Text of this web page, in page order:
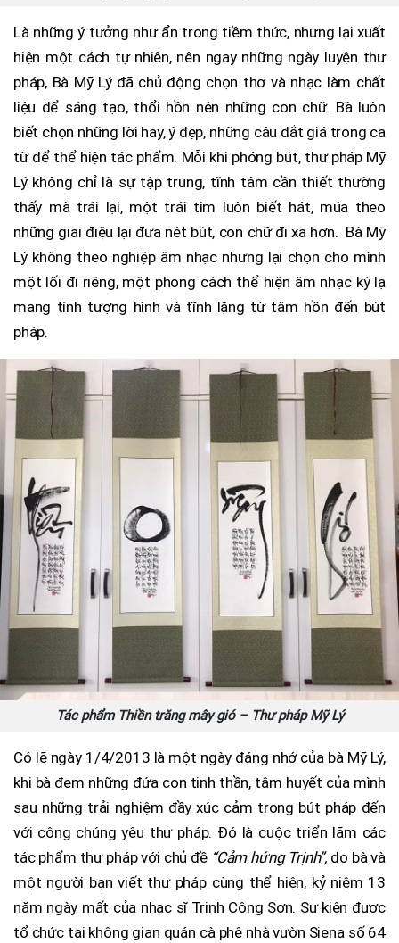
Là những ý tưởng như ẩn trong tiềm thức, nhưng lại xuất
hiện một cách tự nhiên, nên ngay những ngày luyện thư
pháp, Bà Mỹ Lý đã chủ động chọn thơ và nhạc làm chất
liệu để sáng tạo, thổi hồn nên những con chữ. Bà luôn
biết chọn những lời hay, ý đẹp, những câu đắt giá trong ca
từ để thể hiện tác phẩm. Mỗi khi phóng bút, thư pháp Mỹ
Lý không chỉ là sự tập trung, tĩnh tâm cần thiết thường
thấy mà trái lại, một trái tim luôn biết hát, múa theo
những giai điệu lại đưa nét bút, con chữ đi xa hơn. Bà Mỹ
Lý không theo nghiệp âm nhạc nhưng lại chọn cho mình
một lối đi riêng, một phong cách thể hiện âm nhạc kỳ lạ
mang tính tượng hình và tĩnh lặng từ tâm hồn đến bút
pháp.
Tác phẩm Thiền trăng mây gió – Thư pháp Mỹ Lý
Có lẽ ngày 1/4/2013 là một ngày đáng nhớ của bà Mỹ Lý,
khi bà đem những đứa con tinh thần, tâm huyết của mình
sau những trải nghiệm đầy xúc cảm trong bút pháp đến
với công chúng yêu thư pháp. Đó là cuộc triển lãm các
tác phẩm thư pháp với chủ đề “Cảm hứng Trịnh”, do bà và
một người bạn viết thư pháp cùng thể hiện, kỷ niệm 13
năm ngày mất của nhạc sĩ Trịnh Công Sơn. Sự kiện được
tổ chức tại không gian quán cà phê nhà vườn Siena số 64